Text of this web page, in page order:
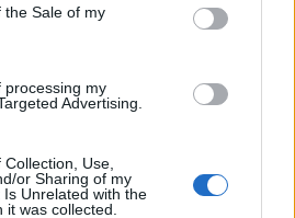
the Sale of my
processing my
Advertising.
Use,
or Sharing of my
Unrelated with the
was collected.
με την ίδια ένταση. Στα
βόρειες διευθύνσεις 4 με
από το βράδυ.
μικρή άνοδο στα
στα ηπειρωτικά και τα νησιά